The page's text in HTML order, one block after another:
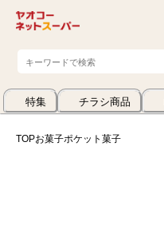
特集 チラシ商品
TOPお菓子ポケット菓子